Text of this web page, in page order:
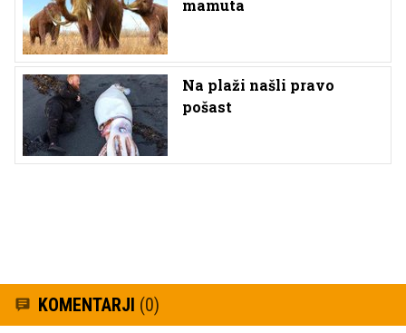
mamuta
Na plaži našli pravo
pošast
KOMENTARJI (0)